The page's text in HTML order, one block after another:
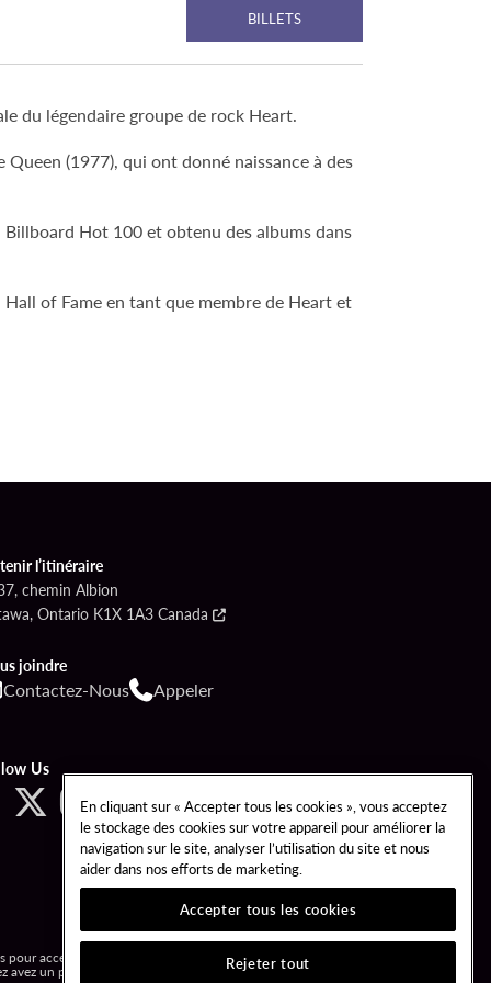
BILLETS
du légendaire groupe de rock Heart.
(1977), qui ont donné naissance à des
Hot 100 et obtenu des albums dans
of Fame en tant que membre de Heart et
l’itinéraire
chemin Albion
Ontario K1X 1A3 Canada
joindre
Contactez-Nous Appeler
Us
accéder à l’établissement, y compris le casino, les
un problème de jeu, veuillez appeler la Ligne
En cliquant sur « Accepter tous les cookies », vous acceptez
le stockage des cookies sur votre appareil pour améliorer la
navigation sur le site, analyser l’utilisation du site et nous
aider dans nos efforts de marketing.
Accepter tous les cookies
Rejeter tout